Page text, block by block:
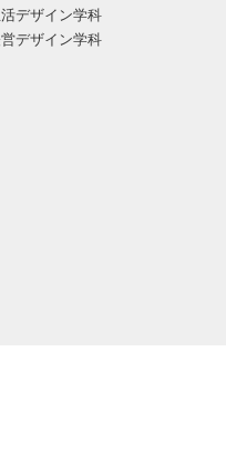
デザイン学科
デザイン学科